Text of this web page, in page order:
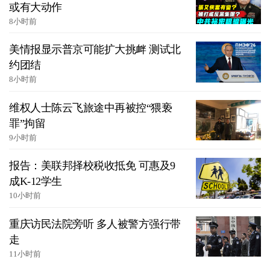
或有大动作
8小时前
美情报显示普京可能扩大挑衅 测试北
约团结
8小时前
维权人士陈云飞旅途中再被控“猥亵
罪”拘留
9小时前
报告：美联邦择校税收抵免 可惠及9
成K-12学生
10小时前
重庆访民法院旁听 多人被警方强行带
走
11小时前